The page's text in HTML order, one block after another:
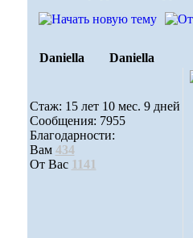
Daniella Daniella
Стаж: 15 лет 10 мес. 9 дней
Сообщения: 7955
Благодарности:
Вам 434
От Вас 1141